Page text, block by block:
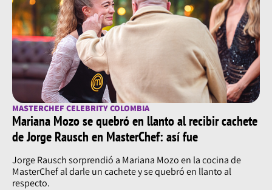
MASTERCHEF CELEBRITY COLOMBIA
Mariana Mozo se quebró en llanto al recibir cachete
de Jorge Rausch en MasterChef: así fue
Jorge Rausch sorprendió a Mariana Mozo en la cocina de
MasterChef al darle un cachete y se quebró en llanto al
respecto.